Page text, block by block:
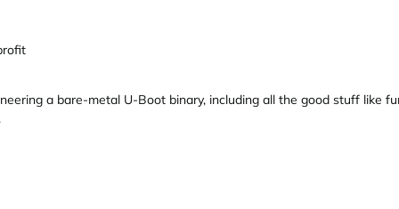
a bare-metal U-Boot binary, including all the good stuff like